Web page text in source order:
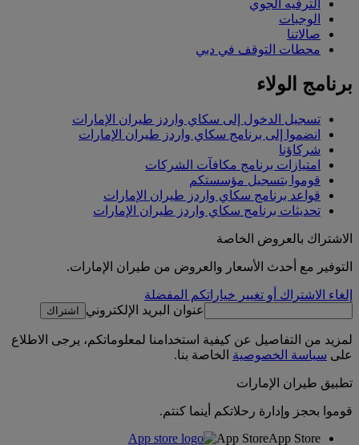
الترفيه الجوي
الوجبات
صالاتنا
محطات التوقف في دبي
برنامج الولاء
تسجيل الدخول إلى سكاي واردز طيران الإمارات
انضموا إلى برنامج سكاي واردز طيران الإمارات
شركاؤنا
امتيازات برنامج مكافآت الشركات
قوموا بتسجيل مؤسستكم
قواعد برنامج سكاي واردز طيران الإمارات
تحديثات برنامج سكاي واردز طيران الإمارات
الاشتراك بالعروض الخاصة
التوفير مع أحدث الأسعار والعروض من طيران الإمارات.
إلغاء الاشتراك أو تغيير خياراتكم المفضلة
عنوان البريد الإلكتروني
اشتراك
لمزيد من التفاصيل عن كيفية استخدامنا لمعلوماتكم، يرجى الاطلاع
على سياسة الخصوصية الخاصة بنا.
تطبيق طيران الإمارات
قوموا بحجز وإدارة رحلاتكم أينما كنتم.
App StoreApp Store